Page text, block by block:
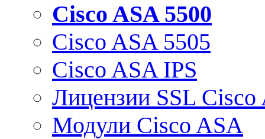
Cisco ASA 5500
Cisco ASA 5505
Cisco ASA IPS
Лицензии SSL Cisco
Модули Cisco ASA